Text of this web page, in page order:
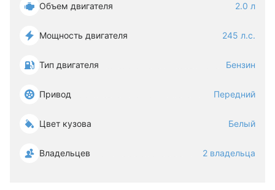
Объем двигателя 2.0 л
Мощность двигателя 245 л.с.
Тип двигателя Бензин
Привод Передний
Цвет кузова Белый
Владельцев 2 владельца